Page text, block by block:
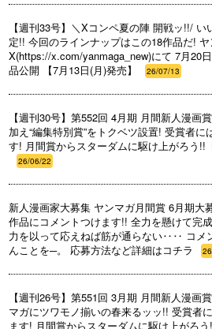
【週刊33号】＼Xコンペ夏の陣 開戦ッ!!/
定!! 今回のラインナップはこの18作品だ!
X(https://x.com/yanmaga_new)にて 7月20
品公開 【7月13日(月)発売】
26/07/13
【週刊30号】第552回 4月期 月間新人漫画
加え“編集特別賞”をトクベツ設置! 受賞者に
す! 月間賞からスターダムに駆け上がろう!!
26/06/22
新人漫画家大募集 ヤンマガ月間賞 6月期大
作品にコメントつけます!! 全力を懸けて完
力を以って応えねば筋が通らない‥‥ コメ
んことを─。 応募方法など詳細はコチラ
【週刊26号】第551回 3月期 月間新人漫画
マガにツワモノ揃いの春来るッッ!! 受賞者
ます! 月間賞からスターダムに駆け上がろう